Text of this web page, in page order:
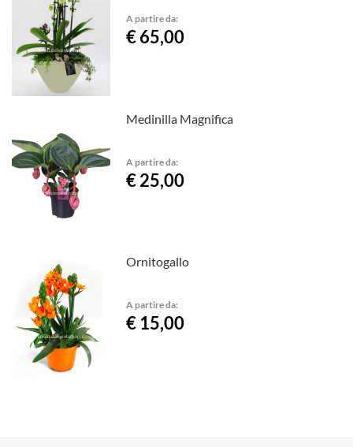
A partire da:
€ 65,00
Medinilla Magnifica
A partire da:
€ 25,00
Ornitogallo
A partire da:
€ 15,00